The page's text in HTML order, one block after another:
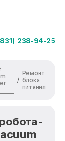
238-94-25
/
Ремонт
блока
питания